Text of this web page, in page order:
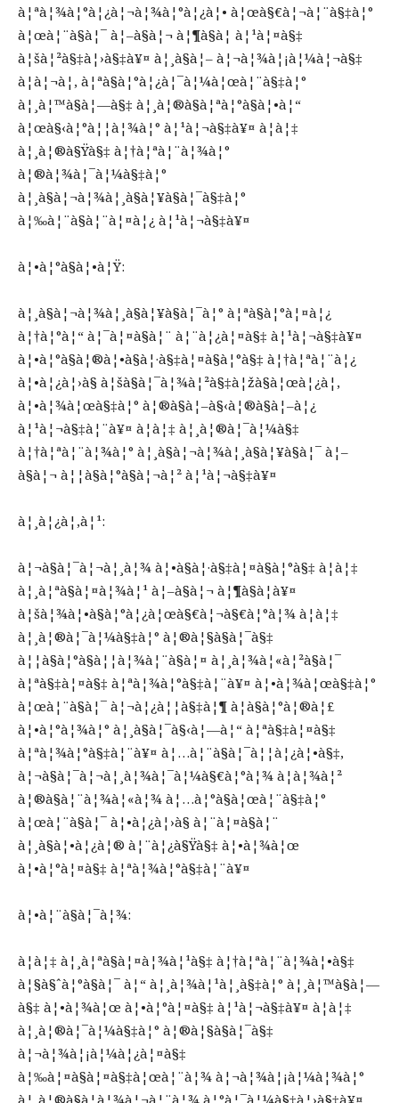
à¦ªà¦¾à¦°à¦¿à¦¬à¦¾à¦°à¦¿à¦• à¦œà§€à¦¬à¦¨à§‡à¦°
à¦œà¦¨à§à¦¯ à¦–à§à¦¬ à¦¶à§à¦­ à¦¹à¦¤à§‡
à¦šà¦²à§‡à¦›à§‡à¥¤ à¦¸à§à¦– à¦¬à¦¾à¦¡à¦¼à¦¬à§‡
à¦à¦¬à¦‚ à¦ªà§à¦°à¦¿à¦¯à¦¼à¦œà¦¨à§‡à¦°
à¦¸à¦™à§à¦—à§‡ à¦¸à¦®à§à¦ªà¦°à§à¦•à¦“
à¦œà§‹à¦°à¦¦à¦¾à¦° à¦¹à¦¬à§‡à¥¤ à¦à¦‡
à¦¸à¦®à§Ÿà§‡ à¦†à¦ªà¦¨à¦¾à¦°
à¦®à¦¾à¦¯à¦¼à§‡à¦°
à¦¸à§à¦¬à¦¾à¦¸à§à¦¥à§à¦¯à§‡à¦°
à¦‰à¦¨à§à¦¨à¦¤à¦¿ à¦¹à¦¬à§‡à¥¤
à¦•à¦°à§à¦•à¦Ÿ:
à¦¸à§à¦¬à¦¾à¦¸à§à¦¥à§à¦¯à¦° à¦ªà§à¦°à¦¤à¦¿
à¦†à¦°à¦“ à¦¯à¦¤à§à¦¨ à¦¨à¦¿à¦¤à§‡ à¦¹à¦¬à§‡à¥¤
à¦•à¦°à§à¦®à¦•à§à¦·à§‡à¦¤à§à¦°à§‡ à¦†à¦ªà¦¨à¦¿
à¦•à¦¿à¦›à§ à¦šà§à¦¯à¦¾à¦²à§‡à¦žà§à¦œà¦¿à¦‚
à¦•à¦¾à¦œà§‡à¦° à¦®à§à¦–à§‹à¦®à§à¦–à¦¿
à¦¹à¦¬à§‡à¦¨à¥¤ à¦à¦‡ à¦¸à¦®à¦¯à¦¼à§‡
à¦†à¦ªà¦¨à¦¾à¦° à¦¸à§à¦¬à¦¾à¦¸à§à¦¥à§à¦¯ à¦–
à§à¦¬ à¦¦à§à¦°à§à¦¬à¦² à¦¹à¦¬à§‡à¥¤
à¦¸à¦¿à¦‚à¦¹:
à¦¬à§à¦¯à¦¬à¦¸à¦¾ à¦•à§à¦·à§‡à¦¤à§à¦°à§‡ à¦à¦‡
à¦¸à¦ªà§à¦¤à¦¾à¦¹ à¦–à§à¦¬ à¦¶à§à¦­à¥¤
à¦šà¦¾à¦•à§à¦°à¦¿à¦œà§€à¦¬à§€à¦°à¦¾ à¦à¦‡
à¦¸à¦®à¦¯à¦¼à§‡à¦° à¦®à¦§à§à¦¯à§‡
à¦¦à§à¦°à§à¦¦à¦¾à¦¨à§à¦¤ à¦¸à¦¾à¦«à¦²à§à¦¯
à¦ªà§‡à¦¤à§‡ à¦ªà¦¾à¦°à§‡à¦¨à¥¤ à¦•à¦¾à¦œà§‡à¦°
à¦œà¦¨à§à¦¯ à¦¬à¦¿à¦¦à§‡à¦¶ à¦­à§à¦°à¦®à¦£
à¦•à¦°à¦¾à¦° à¦¸à§à¦¯à§‹à¦—à¦“ à¦ªà§‡à¦¤à§‡
à¦ªà¦¾à¦°à§‡à¦¨à¥¤ à¦…à¦¨à§à¦¯à¦¦à¦¿à¦•à§‡,
à¦¬à§à¦¯à¦¬à¦¸à¦¾à¦¯à¦¼à§€à¦°à¦¾ à¦­à¦¾à¦²
à¦®à§à¦¨à¦¾à¦«à¦¾ à¦…à¦°à§à¦œà¦¨à§‡à¦°
à¦œà¦¨à§à¦¯ à¦•à¦¿à¦›à§ à¦¨à¦¤à§à¦¨
à¦¸à§à¦•à¦¿à¦® à¦¨à¦¿à§Ÿà§‡ à¦•à¦¾à¦œ
à¦•à¦°à¦¤à§‡ à¦ªà¦¾à¦°à§‡à¦¨à¥¤
à¦•à¦¨à§à¦¯à¦¾:
à¦à¦‡ à¦¸à¦ªà§à¦¤à¦¾à¦¹à§‡ à¦†à¦ªà¦¨à¦¾à¦•à§‡
à¦§à§ˆà¦°à§à¦¯ à¦“ à¦¸à¦¾à¦¹à¦¸à§‡à¦° à¦¸à¦™à§à¦—
à§‡ à¦•à¦¾à¦œ à¦•à¦°à¦¤à§‡ à¦¹à¦¬à§‡à¥¤ à¦à¦‡
à¦¸à¦®à¦¯à¦¼à§‡à¦° à¦®à¦§à§à¦¯à§‡
à¦¬à¦¾à¦¡à¦¼à¦¿à¦¤à§‡
à¦‰à¦¤à§à¦¤à§‡à¦œà¦¨à¦¾ à¦¬à¦¾à¦¡à¦¼à¦¾à¦°